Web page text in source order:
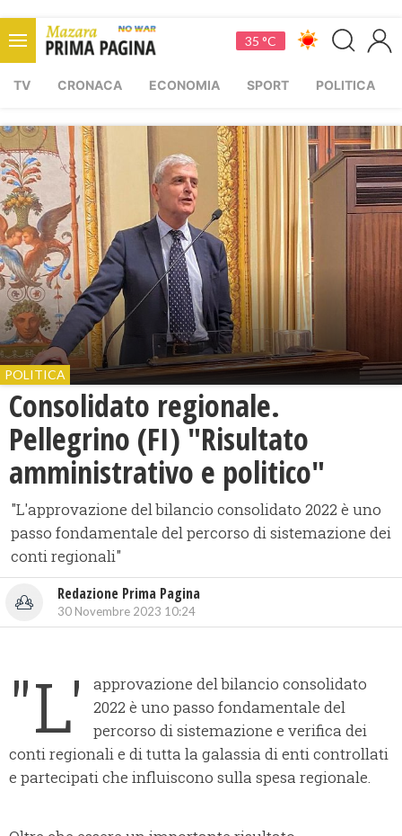
35 °C
TV CRONACA ECONOMIA SPORT POLITICA
POLITICA
Consolidato regionale.
Pellegrino (FI) "Risultato
amministrativo e politico"
"L'approvazione del bilancio consolidato 2022 è uno
passo fondamentale del percorso di sistemazione dei
conti regionali"
Redazione Prima Pagina
30 Novembre 2023 10:24
"L'
approvazione del bilancio consolidato
2022 è uno passo fondamentale del
percorso di sistemazione e verifica dei
conti regionali e di tutta la galassia di enti controllati
e partecipati che influiscono sulla spesa regionale.